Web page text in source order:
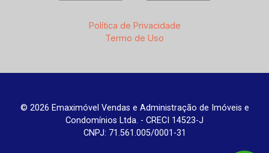
Política de Privacidade
Termo de Uso
© 2026 Emaximóvel Vendas e Administração de Imóveis e
Condomínios Ltda. - CRECI 14523-J
CNPJ: 71.561.005/0001-31